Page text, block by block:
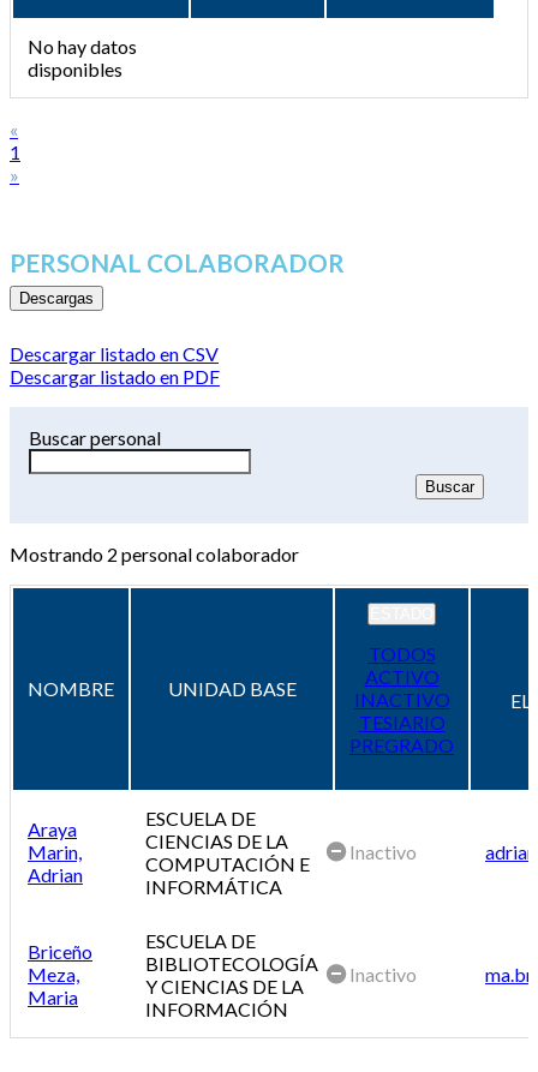
No hay datos
disponibles
«
1
»
PERSONAL COLABORADOR
Descargas
Descargar listado en CSV
Descargar listado en PDF
Buscar personal
Mostrando 2 personal colaborador
NOMBRE UNIDAD BASE
TODOS
ACTIVO
INACTIVO
TESIARIO
PREGRADO
Araya
Marin,
Adrian
ESCUELA DE
CIENCIAS DE LA
COMPUTACIÓN E
INFORMÁTICA
Inactivo
Briceño
Meza,
Maria
ESCUELA DE
BIBLIOTECOLOGÍA
Y CIENCIAS DE LA
INFORMACIÓN
Inactivo